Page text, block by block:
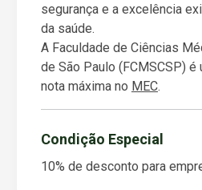
segurança e a excelência
da saúde.
A Faculdade de Ciências
de São Paulo (FCMSCSP)
nota máxima no MEC.
Condição Especial
10% de desconto para